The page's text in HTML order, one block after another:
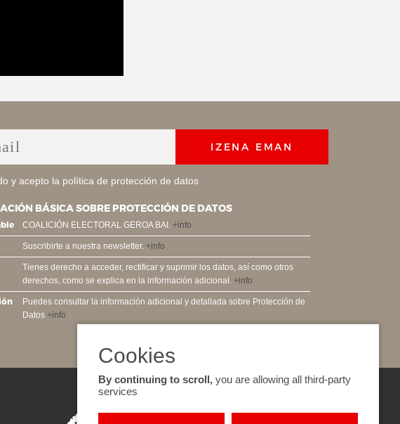
IZENA EMAN
y acepto la política de protección de datos
BÁSICA SOBRE PROTECCIÓN DE DATOS
COALICIÓN ELECTORAL GEROA BAI. +info
Suscribirte a nuestra newsletter. +info
Tienes derecho a acceder, rectificar y suprimir los datos, así como otros
derechos, como se explica en la información adicional. +info
Puedes consultar la información adicional y detallada sobre Protección de
Datos +info
By continuing to scroll, you are allowing all third-party
services